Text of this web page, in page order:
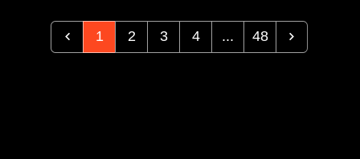
1 2 3 4 ... 48